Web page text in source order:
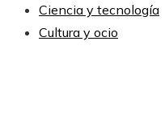
Ciencia y tecnología
Cultura y ocio